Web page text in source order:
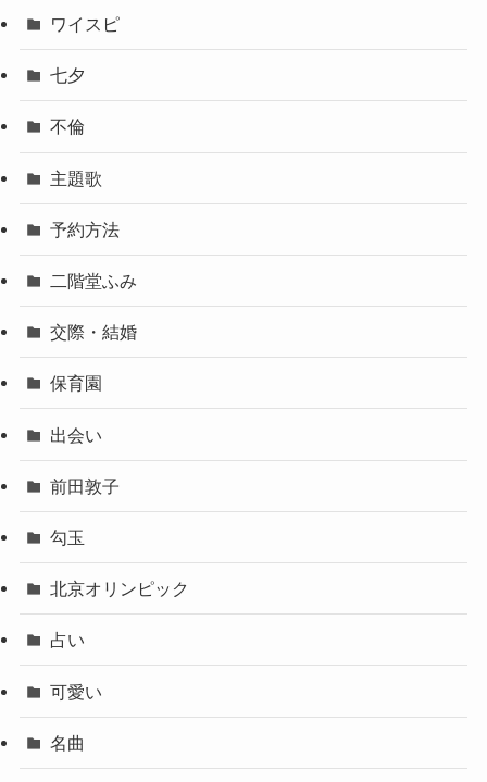
ワイスピ
七夕
不倫
主題歌
予約方法
二階堂ふみ
交際・結婚
保育園
出会い
前田敦子
勾玉
北京オリンピック
占い
可愛い
名曲